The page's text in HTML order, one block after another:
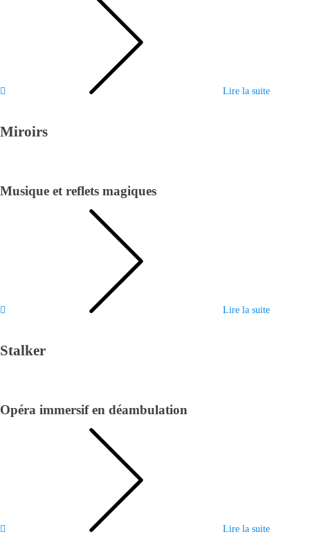
Lire la suite
Miroirs
Musique et reflets magiques
Lire la suite
Stalker
Opéra immersif en déambulation
Lire la suite